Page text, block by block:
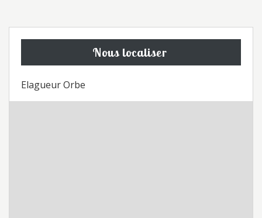
Nous localiser
Elagueur Orbe